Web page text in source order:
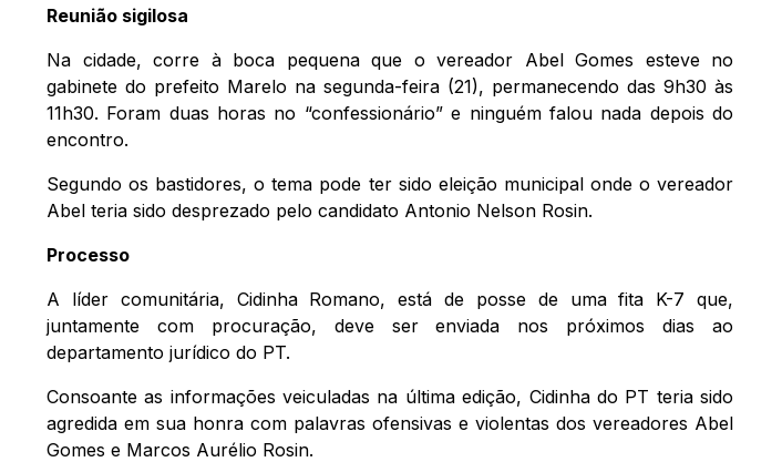
Reunião sigilosa
Na cidade, corre à boca pequena que o vereador Abel Gomes esteve no
gabinete do prefeito Marelo na segunda-feira (21), permanecendo das 9h30 às
11h30. Foram duas horas no “confessionário” e ninguém falou nada depois do
encontro.
Segundo os bastidores, o tema pode ter sido eleição municipal onde o vereador
Abel teria sido desprezado pelo candidato Antonio Nelson Rosin.
Processo
A líder comunitária, Cidinha Romano, está de posse de uma fita K-7 que,
juntamente com procuração, deve ser enviada nos próximos dias ao
departamento jurídico do PT.
Consoante as informações veiculadas na última edição, Cidinha do PT teria sido
agredida em sua honra com palavras ofensivas e violentas dos vereadores Abel
Gomes e Marcos Aurélio Rosin.